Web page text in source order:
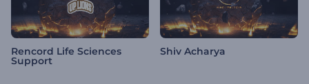
Rencord Life Sciences
Support
Shiv Acharya